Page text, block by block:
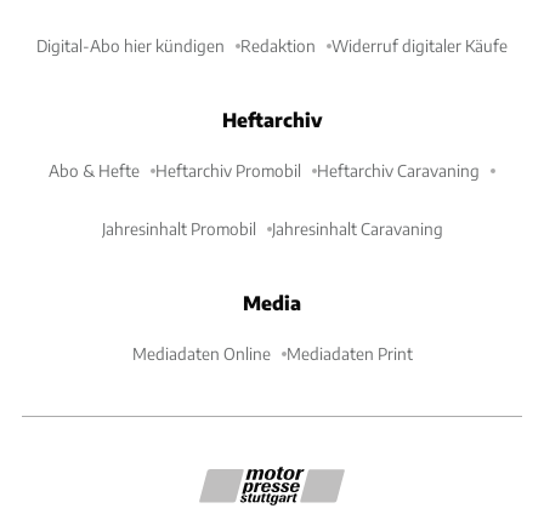
Digital-Abo hier kündigen Redaktion Widerruf digitaler Käufe
Heftarchiv
Abo & Hefte Heftarchiv Promobil Heftarchiv Caravaning
Jahresinhalt Promobil Jahresinhalt Caravaning
Media
Mediadaten Online Mediadaten Print